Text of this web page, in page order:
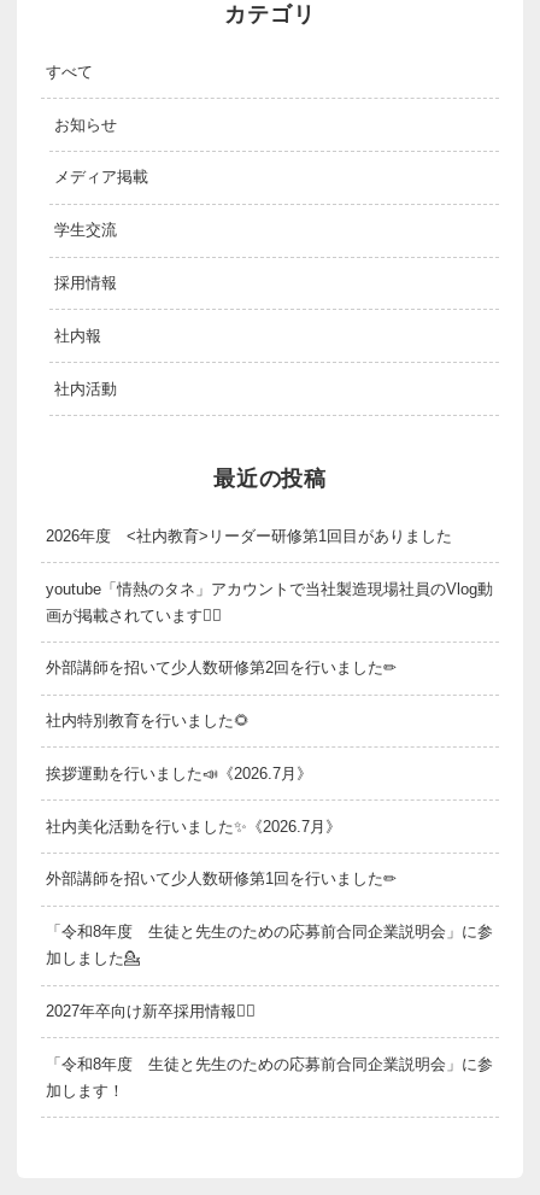
カテゴリ
すべて
お知らせ
メディア掲載
学生交流
採用情報
社内報
社内活動
最近の投稿
2026年度 <社内教育>リーダー研修第1回目がありました
youtube「情熱のタネ」アカウントで当社製造現場社員のVlog動
画が掲載されています👷‍♂️
外部講師を招いて少人数研修第2回を行いました✏
社内特別教育を行いました🌻
挨拶運動を行いました📣《2026.7月》
社内美化活動を行いました✨《2026.7月》
外部講師を招いて少人数研修第1回を行いました✏
「令和8年度 生徒と先生のための応募前合同企業説明会」に参
加しました💁
2027年卒向け新卒採用情報💁‍♂️
「令和8年度 生徒と先生のための応募前合同企業説明会」に参
加します！